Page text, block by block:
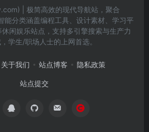
| 极简高效的现代导航站，聚合
能分类涵盖编程工具、设计素材、学习平
闲娱乐站点，支持多引擎搜索与生产力
学生/职场人士的上网首选。
关于我们 站点博客 隐私政策
站点提交